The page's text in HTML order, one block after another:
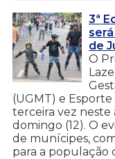
3ª
de
O
(UGMT) e Esporte
terceira vez neste
domingo (12). O
de munícipes,
para a população